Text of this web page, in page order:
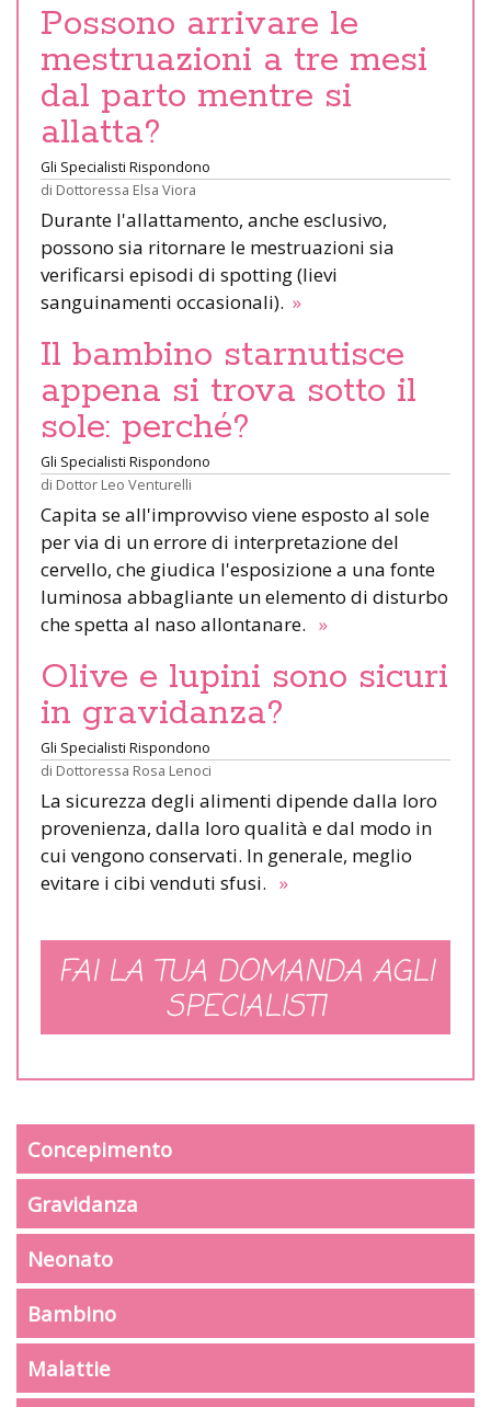
Possono arrivare le
mestruazioni a tre mesi
dal parto mentre si
allatta?
Gli Specialisti Rispondono
di Dottoressa Elsa Viora
Durante l'allattamento, anche esclusivo,
possono sia ritornare le mestruazioni sia
verificarsi episodi di spotting (lievi
sanguinamenti occasionali). »
Il bambino starnutisce
appena si trova sotto il
sole: perché?
Gli Specialisti Rispondono
di Dottor Leo Venturelli
Capita se all'improvviso viene esposto al sole
per via di un errore di interpretazione del
cervello, che giudica l'esposizione a una fonte
luminosa abbagliante un elemento di disturbo
che spetta al naso allontanare. »
Olive e lupini sono sicuri
in gravidanza?
Gli Specialisti Rispondono
di Dottoressa Rosa Lenoci
La sicurezza degli alimenti dipende dalla loro
provenienza, dalla loro qualità e dal modo in
cui vengono conservati. In generale, meglio
evitare i cibi venduti sfusi. »
FAI LA TUA DOMANDA AGLI
SPECIALISTI
Concepimento
Gravidanza
Neonato
Bambino
Malattie